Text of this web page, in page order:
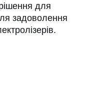
для
задоволення